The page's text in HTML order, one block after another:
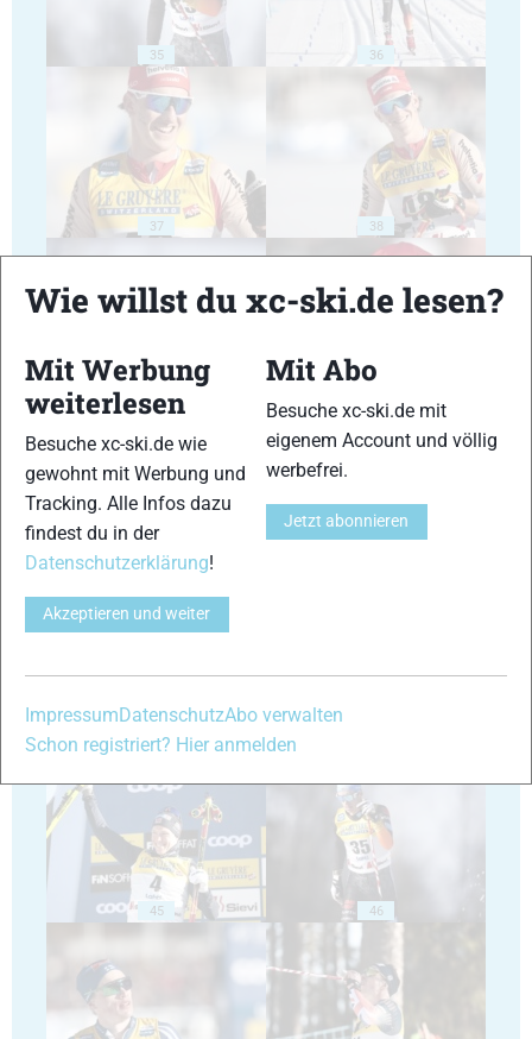
35 36
37 38
39
41
43
45 46
Wie willst du xc-ski.de lesen?
Mit Werbung
weiterlesen
Besuche xc-ski.de wie
gewohnt mit Werbung und
Tracking. Alle Infos dazu
findest du in der
Datenschutzerklärung!
Akzeptieren und weiter
Mit Abo
Besuche xc-ski.de mit
eigenem Account und völlig
werbefrei.
Jetzt abonnieren
Impressum DatenschutzAbo verwalten
Schon registriert? Hier anmelden